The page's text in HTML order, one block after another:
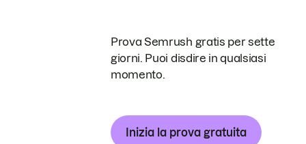
Prova Semrush gratis per sette
giorni. Puoi disdire in qualsiasi
momento.
Inizia la prova gratuita